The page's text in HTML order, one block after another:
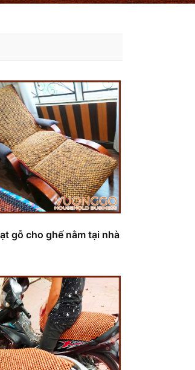
gỗ cho ghế nằm tại nhà